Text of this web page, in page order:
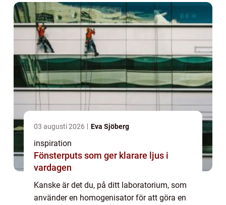
03 augusti 2026 Eva Sjöberg
inspiration
Fönsterputs som ger klarare ljus i
vardagen
Kanske är det du, på ditt laboratorium, som
använder en homogenisator för att göra en